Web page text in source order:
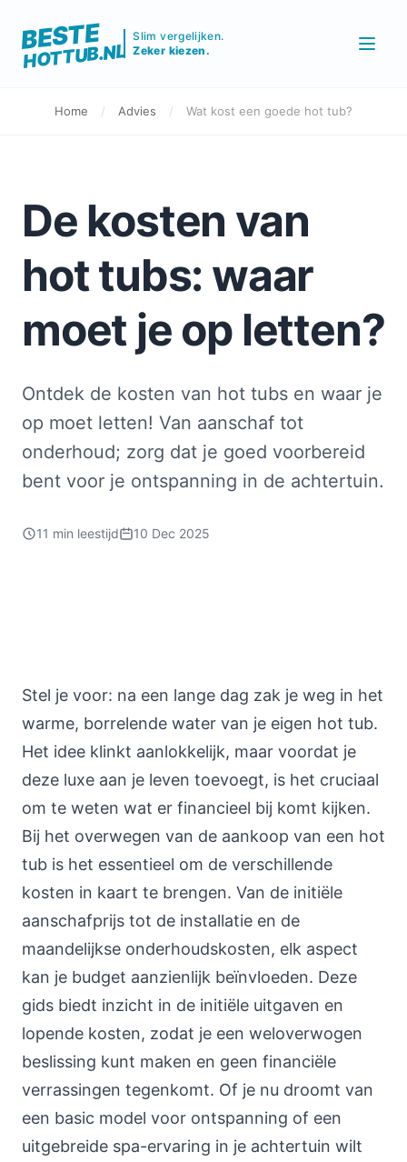
BESTE
HOTTUB.NL
Slim vergelijken.
Zeker kiezen.
Home / Advies / Wat kost een goede hot tub?
De kosten van
hot tubs: waar
moet je op letten?
Ontdek de kosten van hot tubs en waar je
op moet letten! Van aanschaf tot
onderhoud; zorg dat je goed voorbereid
bent voor je ontspanning in de achtertuin.
11 min leestijd 10 Dec 2025
Stel je voor: na een lange dag zak je weg in het
warme, borrelende water van je eigen hot tub.
Het idee klinkt aanlokkelijk, maar voordat je
deze luxe aan je leven toevoegt, is het cruciaal
om te weten wat er financieel bij komt kijken.
Bij het overwegen van de aankoop van een hot
tub is het essentieel om de verschillende
kosten in kaart te brengen. Van de initiële
aanschafprijs tot de installatie en de
maandelijkse onderhoudskosten, elk aspect
kan je budget aanzienlijk beïnvloeden. Deze
gids biedt inzicht in de initiële uitgaven en
lopende kosten, zodat je een weloverwogen
beslissing kunt maken en geen financiële
verrassingen tegenkomt. Of je nu droomt van
een basic model voor ontspanning of een
uitgebreide spa-ervaring in je achtertuin wilt